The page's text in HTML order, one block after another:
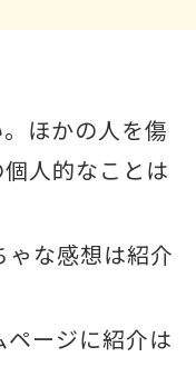
ほかの人を傷
人的なことは
な感想は紹介
ージに紹介は